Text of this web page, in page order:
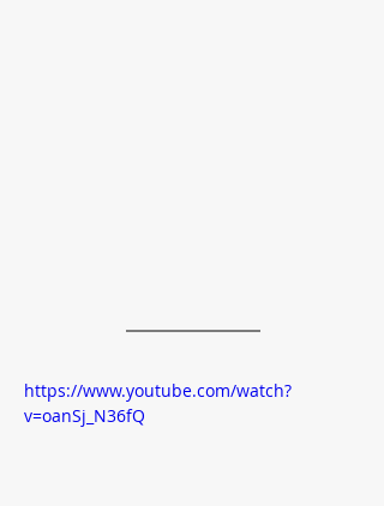
https://www.youtube.com/watch?
v=oanSj_N36fQ